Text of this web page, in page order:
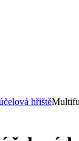
hřiště